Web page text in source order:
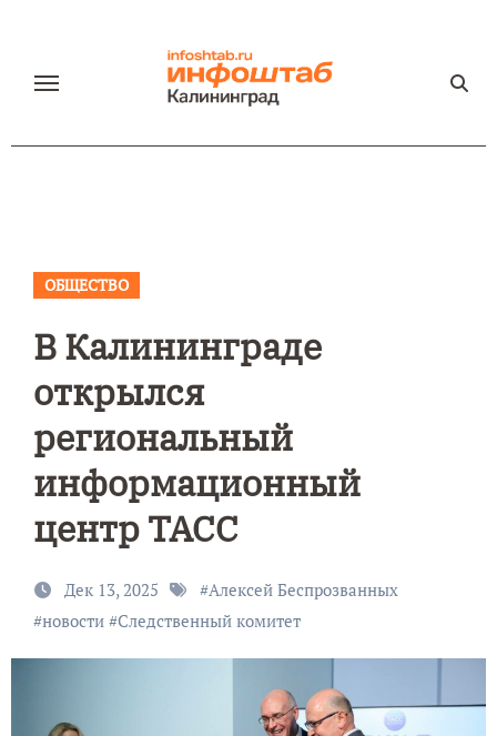
содержанию
ОБЩЕСТВО
В Калининграде
открылся
региональный
информационный
центр ТАСС
Дек 13, 2025 #Алексей Беспрозванных
#новости#Следственный комитет